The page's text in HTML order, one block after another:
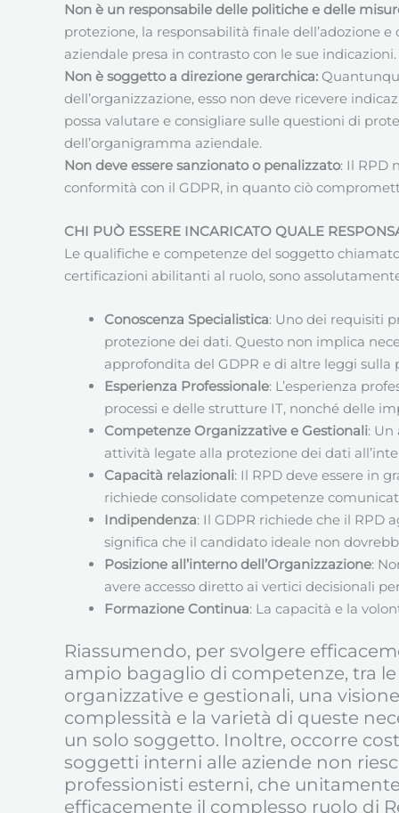
Non è un responsabile delle politiche e delle
protezione, la responsabilità finale dell’adozione
aziendale presa in contrasto con le sue indicazioni.
Non è soggetto a direzione gerarchica:
dell’organizzazione, esso non deve ricevere
possa valutare e consigliare sulle questioni di
dell’organigramma aziendale.
Non deve essere sanzionato o penalizzato: Il RPD
conformità con il GDPR, in quanto ciò
CHI PUÒ ESSERE INCARICATO QUALE
Le qualifiche e competenze del soggetto
certificazioni abilitanti al ruolo, sono
Conoscenza Specialistica: Uno dei requisiti
protezione dei dati. Questo non implica
approfondita del GDPR e di altre leggi
Esperienza Professionale: L’esperienza
processi e delle strutture IT, nonché delle
Competenze Organizzative e Gestionali:
attività legate alla protezione dei dati
Capacità relazionali: Il RPD deve essere in
richiede consolidate competenze
Indipendenza: Il GDPR richiede che il RPD
significa che il candidato ideale non
Posizione all’interno dell’Organizzazione:
avere accesso diretto ai vertici decisionali
Formazione Continua: La capacità e la
Riassumendo, per svolgere
ampio bagaglio di competenze, tra
organizzative e gestionali, una
complessità e la varietà di queste
un solo soggetto. Inoltre, occorre
soggetti interni alle aziende non
professionisti esterni, che
efficacemente il complesso ruolo di